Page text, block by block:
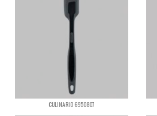
CULINARIO 6950807